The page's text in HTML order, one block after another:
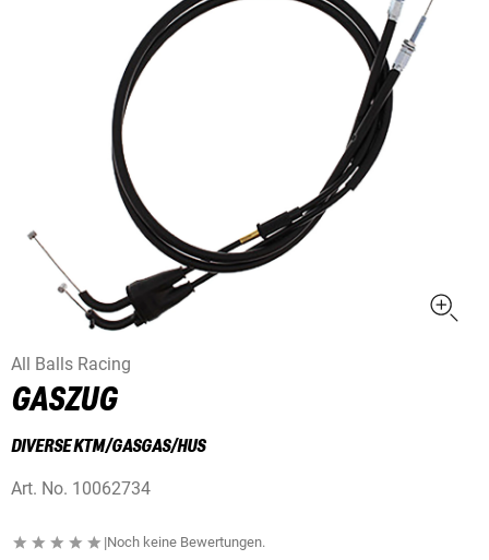
All Balls Racing
GASZUG
DIVERSE KTM/GASGAS/HUS
Art. No. 10062734
|Noch keine Bewertungen.